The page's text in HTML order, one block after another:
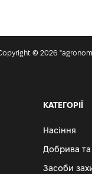
© 2026
КАТЕГОРІЇ
Насіння
Добрива
Засоби